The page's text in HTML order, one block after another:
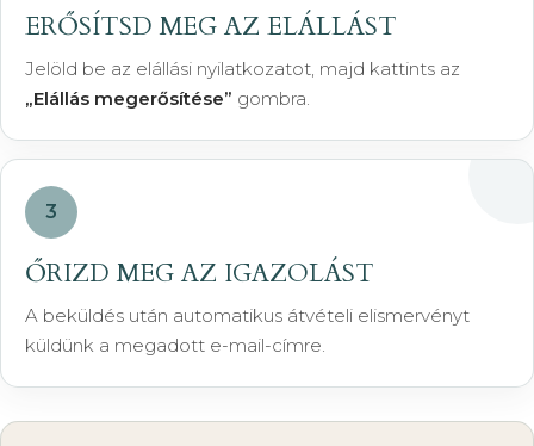
ERŐSÍTSD MEG AZ ELÁLLÁST
Jelöld be az elállási nyilatkozatot, majd kattints az
„Elállás megerősítése” gombra.
3
ŐRIZD MEG AZ IGAZOLÁST
A beküldés után automatikus átvételi elismervényt
küldünk a megadott e-mail-címre.